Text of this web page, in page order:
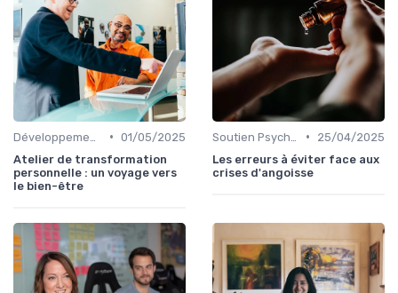
• 01/05/2025
Atelier de transformation
personnelle : un voyage vers
le bien-être
•
25/04/2025
Les erreurs à éviter face aux
crises d'angoisse